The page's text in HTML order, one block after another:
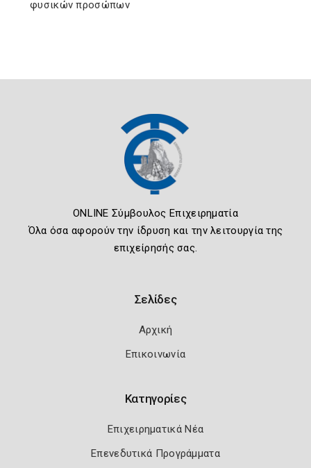
φυσικών προσώπων
ONLINE Σύμβουλος Επιχειρηματία
Όλα όσα αφορούν την ίδρυση και την λειτουργία της
επιχείρησής σας.
Σελίδες
Αρχική
Επικοινωνία
Κατηγορίες
Επιχειρηματικά Νέα
Επενεδυτικά Προγράμματα